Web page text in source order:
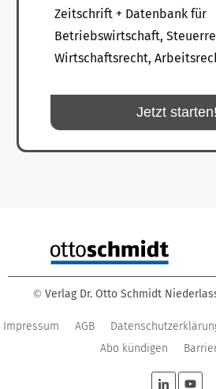
Zeitschrift + Datenbank für
Betriebswirtschaft,
Wirtschaftsrecht,
Jetzt starten!
© Verlag Dr. Otto Schmidt
Impressum AGB
Abo kündigen